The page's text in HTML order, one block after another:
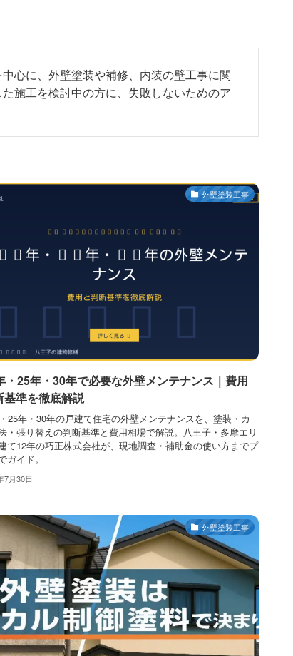
心に、外壁塗装や補修、内装の壁工事に関
施工を検討中の方に、失敗しないためのア
外壁塗装工事
・25年・30年で必要な外壁メンテナンス｜費用
基準を徹底解説
25年・30年の戸建て住宅の外壁メンテナンスを、塗装・カ
・張り替えの判断基準と費用相場で解説。八王子・多摩エリ
て12年の巧正株式会社が、現地調査・補助金の使い方までプ
ガイド。
7月30日
外壁塗装工事